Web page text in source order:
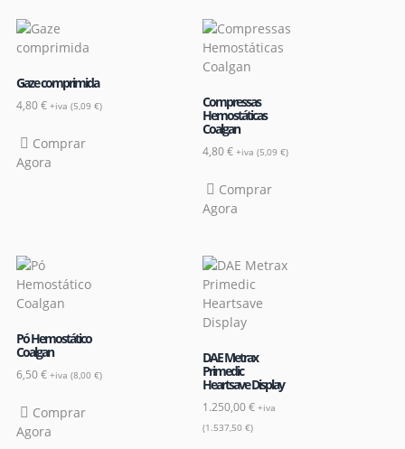
Gaze comprimida
4,80€ +iva (5,09 €)
Comprar
Agora
Compressas
Hemostáticas
Coalgan
4,80€ +iva (5,09 €)
Comprar
Agora
Pó Hemostático
Coalgan
6,50€ +iva (8,00 €)
Comprar
Agora
DAE Metrax
Primedic
Heartsave Display
1.250,00€ +iva
(1.537,50 €)